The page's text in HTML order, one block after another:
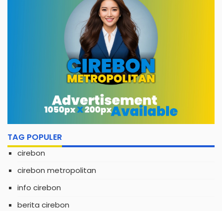
TAG POPULER
cirebon
cirebon metropolitan
info cirebon
berita cirebon